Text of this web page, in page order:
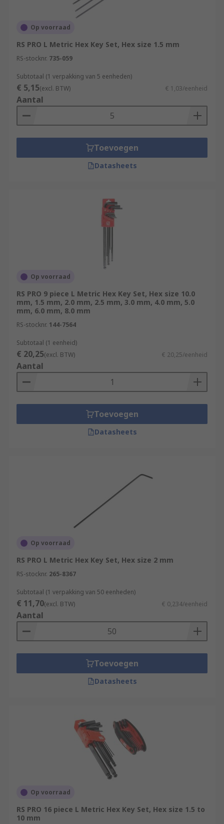
Op voorraad
RS PRO L Metric Hex Key Set, Hex size 1.5 mm
RS-stocknr. 735-059
Subtotaal (1 verpakking van 5 eenheden)
€ 5,15(excl. BTW) € 1,03/eenheid
Aantal
Toevoegen
Datasheets
Op voorraad
RS PRO 9 piece L Metric Hex Key Set, Hex size 10.0
mm, 1.5 mm, 2.0 mm, 2.5 mm, 3.0 mm, 4.0 mm, 5.0
mm, 6.0 mm, 8.0 mm
RS-stocknr. 144-7564
Subtotaal (1 eenheid)
€ 20,25(excl. BTW) € 20,25/eenheid
Aantal
Toevoegen
Datasheets
Op voorraad
RS PRO L Metric Hex Key Set, Hex size 2 mm
RS-stocknr. 265-8367
Subtotaal (1 verpakking van 50 eenheden)
€ 11,70(excl. BTW) € 0,234/eenheid
Aantal
Toevoegen
Datasheets
Op voorraad
RS PRO 16 piece L Metric Hex Key Set, Hex size 1.5 to
10 mm